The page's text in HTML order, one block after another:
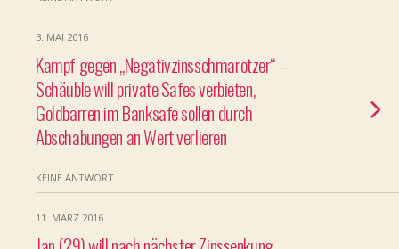
3. MAI 2016
Kampf gegen „Negativzinsschmarotzer“ –
Schäuble will private Safes verbieten,
Goldbarren im Banksafe sollen durch
Abschabungen an Wert verlieren
KEINE ANTWORT
11. MÄRZ 2016